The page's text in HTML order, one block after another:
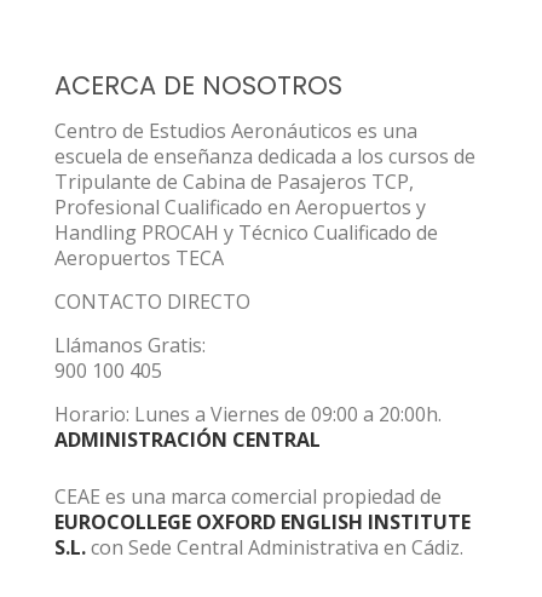
ACERCA DE NOSOTROS
Centro de Estudios Aeronáuticos es una
escuela de enseñanza dedicada a los cursos de
Tripulante de Cabina de Pasajeros TCP,
Profesional Cualificado en Aeropuertos y
Handling PROCAH y Técnico Cualificado de
Aeropuertos TECA
CONTACTO DIRECTO
Llámanos Gratis:
900 100 405
Horario: Lunes a Viernes de 09:00 a 20:00h.
ADMINISTRACIÓN CENTRAL
CEAE es una marca comercial propiedad de
EUROCOLLEGE OXFORD ENGLISH INSTITUTE
S.L.con Sede Central Administrativa en Cádiz.